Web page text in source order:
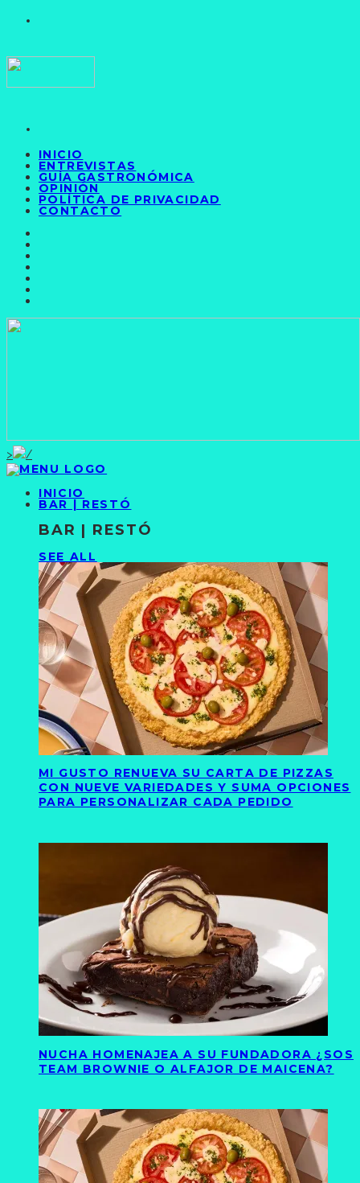
INICIO
ENTREVISTAS
GUÍA GASTRONÓMICA
OPINIÓN
POLÍTICA DE PRIVACIDAD
CONTACTO
>
INICIO
BAR | RESTÓ
BAR | RESTÓ
SEE ALL
MI GUSTO RENUEVA SU CARTA DE PIZZAS
CON NUEVE VARIEDADES Y SUMA OPCIONES
PARA PERSONALIZAR CADA PEDIDO
NUCHA HOMENAJEA A SU FUNDADORA ¿SOS
TEAM BROWNIE O ALFAJOR DE MAICENA?